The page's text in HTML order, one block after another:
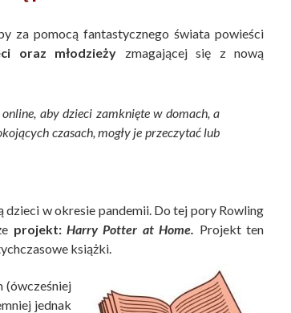
za pomocą fantastycznego świata powieści
oraz młodzieży zmagającej się z nową
aby dzieci zamknięte w domach, a
czasach, mogły je przeczytać lub
dzieci w okresie pandemii. Do tej pory Rowling
projekt:Harry Potter at Home. Projekt ten
książki.
(ówcześniej
jednak